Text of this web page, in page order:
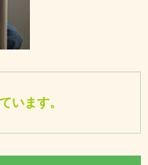
います。